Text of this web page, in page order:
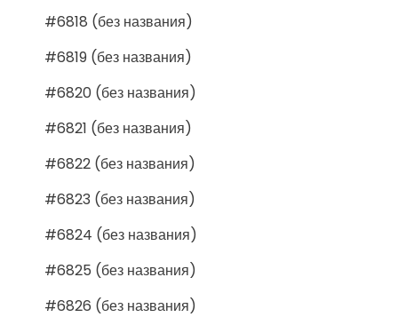
#6818 (без названия)
#6819 (без названия)
#6820 (без названия)
#6821 (без названия)
#6822 (без названия)
#6823 (без названия)
#6824 (без названия)
#6825 (без названия)
#6826 (без названия)